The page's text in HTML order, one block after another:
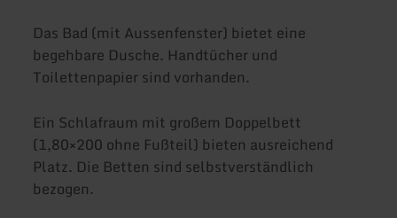
Das Bad (mit Aussenfenster) bietet eine
begehbare Dusche. Handtücher und
Toilettenpapier sind vorhanden.
Ein Schlafraum mit großem Doppelbett
(1,80×200 ohne Fußteil) bieten ausreichend
Platz. Die Betten sind selbstverständlich
bezogen.